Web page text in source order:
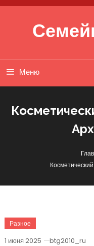
Перейти к содержимому
Меню
Разное
1 июня 2025 btg2010_ru